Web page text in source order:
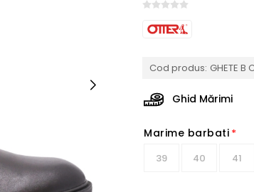
Cod produs: GHETE B
Ghid Mărimi
Marime barbati *
39 40 41